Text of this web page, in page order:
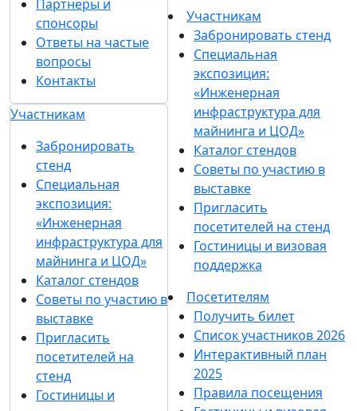
Партнеры и
спонсоры
Ответы на частые
вопросы
Контакты
Участникам
Забронировать
стенд
Специальная
экспозиция:
«Инженерная
инфраструктура для
майнинга и ЦОД»
Каталог стендов
Советы по участию в
выставке
Пригласить
посетителей на
стенд
Гостиницы и
Участникам
Забронировать стенд
Специальная
экспозиция:
«Инженерная
инфраструктура для
майнинга и ЦОД»
Каталог стендов
Советы по участию в
выставке
Пригласить
посетителей на стенд
Гостиницы и визовая
поддержка
Посетителям
Получить билет
Список участников 2026
Интерактивный план
2025
Правила посещения